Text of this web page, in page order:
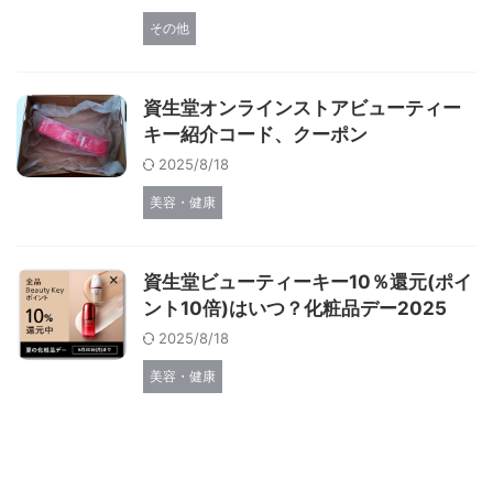
その他
資生堂オンラインストアビューティー
キー紹介コード、クーポン
2025/8/18
美容・健康
資生堂ビューティーキー10％還元(ポイ
ント10倍)はいつ？化粧品デー2025
2025/8/18
美容・健康